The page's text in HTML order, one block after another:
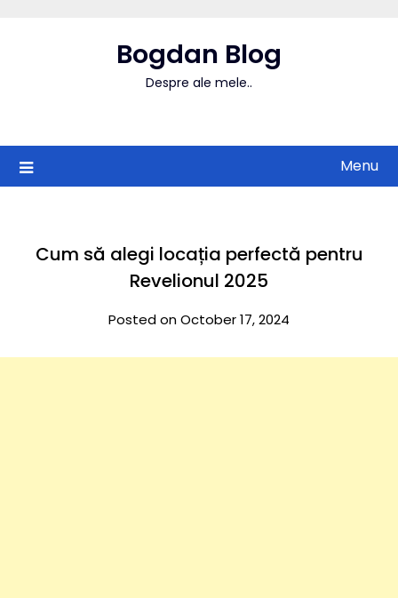
Bogdan Blog
Despre ale mele..
Menu
Cum să alegi locația perfectă pentru
Revelionul 2025
Posted on October 17, 2024